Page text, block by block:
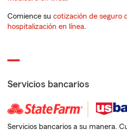
Comience su cotización de seguro
hospitalización en línea.
Servicios bancarios
Servicios bancarios a su manera.